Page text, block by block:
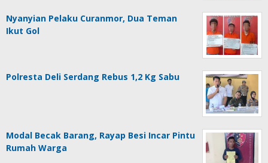
Nyanyian Pelaku Curanmor, Dua Teman
Ikut Gol
Polresta Deli Serdang Rebus 1,2 Kg Sabu
Modal Becak Barang, Rayap Besi Incar Pintu
Rumah Warga